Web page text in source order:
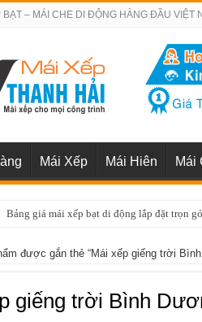
BẠT – MÁI CHE DI ĐỘNG HÀNG ĐẦU VIỆT
Mái Xếp Mái Hiên Mái
Bảng giá mái xếp bạt di động lắp đặt trọn
được gắn thẻ “Mái xếp giếng trời
giếng trời Bình